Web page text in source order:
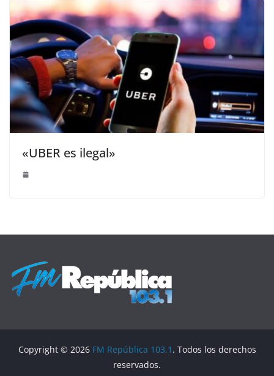
«UBER es ilegal»
Copyright © 2026 FM República 103.1 . Todos los derechos
reservados.